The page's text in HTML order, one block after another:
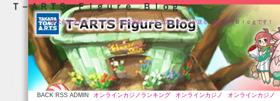
Ｔ－ＡＲＴＳ Ｆｉｇｕｒｅ Ｂｌｏｇ
株式会社タカラトミーアーツの企画部フィギュアスタッフが送る、生の声なＢｌｏｇです！
BACK RSS ADMIN オンラインカジノランキング オンラインカジノ オンラインカジノ